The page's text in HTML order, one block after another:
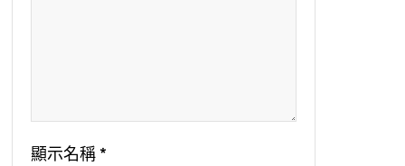
顯示名稱 *